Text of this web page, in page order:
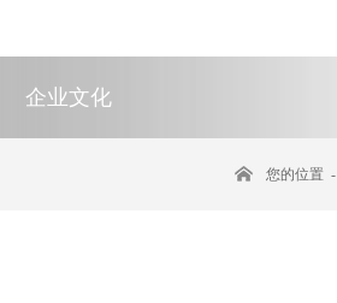
企业文化
您的位置 -